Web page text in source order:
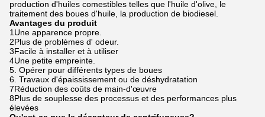
production d'huiles comestibles telles que l'huile d'olive, le
traitement des boues d'huile, la production de biodiesel.
Avantages du produit
1Une apparence propre.
2Plus de problèmes d' odeur.
3Facile à installer et à utiliser
4Une petite empreinte.
5. Opérer pour différents types de boues
6. Travaux d'épaississement ou de déshydratation
7Réduction des coûts de main-d'œuvre
8Plus de souplesse des processus et des performances plus
élevées